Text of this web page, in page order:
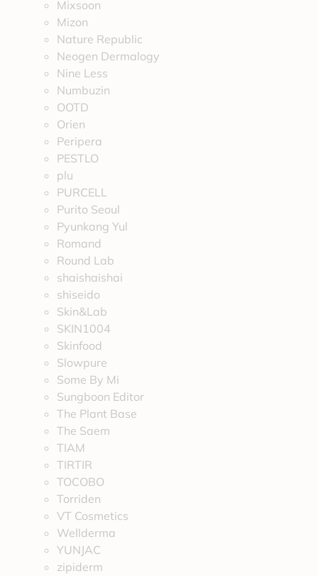
Mixsoon
Mizon
Nature Republic
Neogen Dermalogy
Nine Less
Numbuzin
OOTD
Orien
Peripera
PESTLO
plu
PURCELL
Purito Seoul
Pyunkang Yul
Romand
Round Lab
shaishaishai
shiseido
Skin&Lab
SKIN1004
Skinfood
Slowpure
Some By Mi
Sungboon Editor
The Plant Base
The Saem
TIAM
TIRTIR
TOCOBO
Torriden
VT Cosmetics
Wellderma
YUNJAC
zipiderm